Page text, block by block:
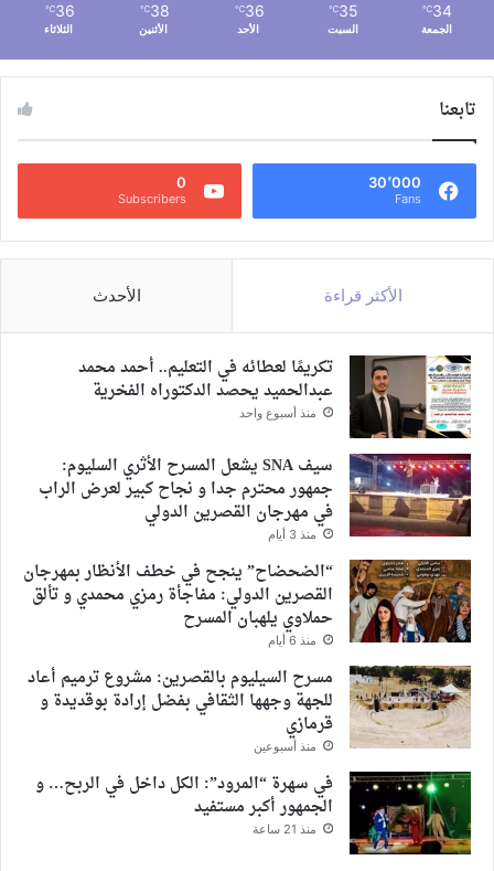
34
℃
الجمعة
35
℃
السبت
36
℃
الأحد
38
℃
الأثنين
36
℃
الثلاثاء
تابعنا
30٬000
Fans
0
Subscribers
الأكثر قراءة الأحدث
تكريمًا لعطائه في التعليم.. أحمد محمد
عبدالحميد يحصد الدكتوراه الفخرية
منذ أسبوع واحد
سيف SNA يشعل المسرح الأثري السليوم:
جمهور محترم جدا و نجاح كبير لعرض الراب
في مهرجان القصرين الدولي
منذ 3 أيام
“الضحضاح” ينجح في خطف الأنظار بمهرجان
القصرين الدولي: مفاجأة رمزي محمدي و تألق
حملاوي يلهبان المسرح
منذ 6 أيام
مسرح السيليوم بالقصرين: مشروع ترميم أعاد
للجهة وجهها الثقافي بفضل إرادة بوقديدة و
قرمازي
منذ أسبوعين
في سهرة “المرود”: الكل داخل في الربح… و
الجمهور أكبر مستفيد
منذ 21 ساعة